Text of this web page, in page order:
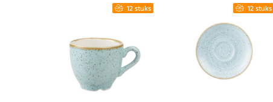
12 stuks 12 stuks